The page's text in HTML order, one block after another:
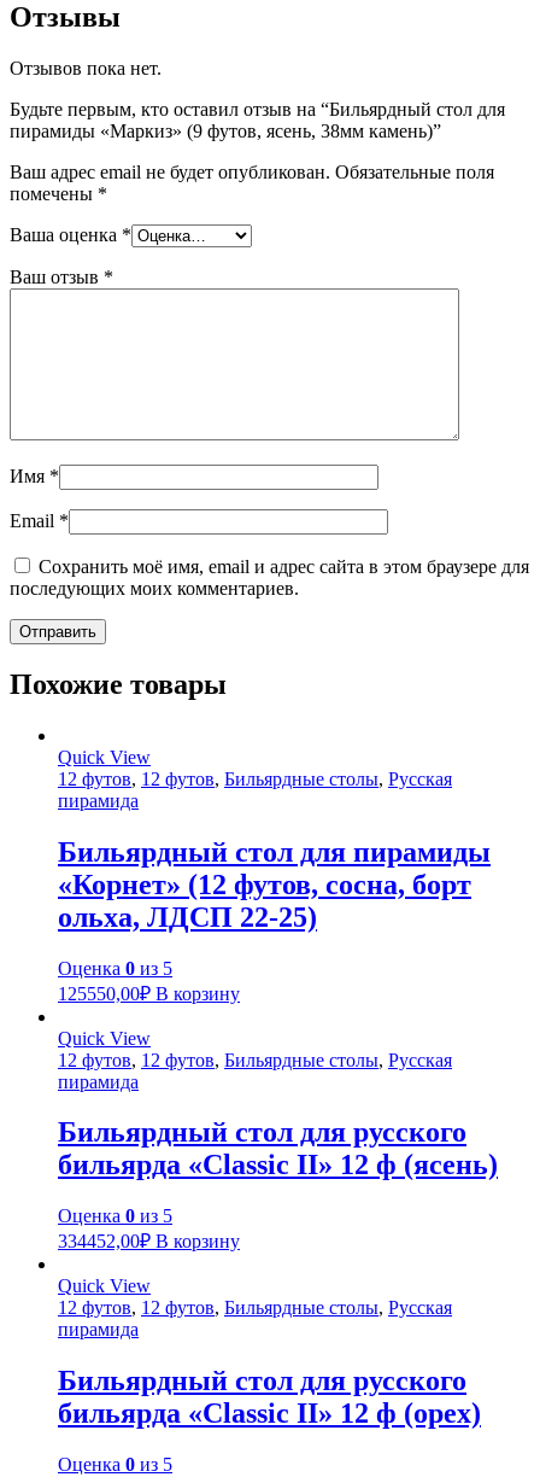
Отзывы
Отзывов пока нет.
Будьте первым, кто оставил отзыв на “Бильярдный стол для
пирамиды «Маркиз» (9 футов, ясень, 38мм камень)”
Ваш адрес email не будет опубликован. Обязательные поля
помечены *
Ваша оценка *
Ваш отзыв *
Имя *
Email *
Сохранить моё имя, email и адрес сайта в этом браузере для
последующих моих комментариев.
Похожие товары
Quick View
12 футов, 12 футов, Бильярдные столы, Русская
пирамида
Бильярдный стол для пирамиды
«Корнет» (12 футов, сосна, борт
ольха, ЛДСП 22-25)
Оценка 0 из 5
125550,00₽ В корзину
Quick View
12 футов, 12 футов, Бильярдные столы, Русская
пирамида
Бильярдный стол для русского
бильярда «Classic II» 12 ф (ясень)
Оценка 0 из 5
334452,00₽ В корзину
Quick View
12 футов, 12 футов, Бильярдные столы, Русская
пирамида
Бильярдный стол для русского
бильярда «Classic II» 12 ф (орех)
Оценка 0 из 5